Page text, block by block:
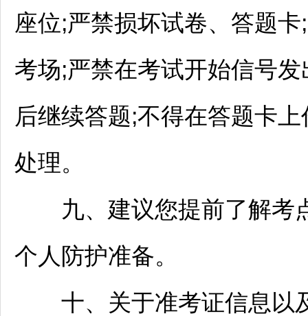
座位;严禁损坏试卷、答题
考场;严禁在考试开始信号
后继续答题;不得在答题卡
处理。
九、建议您提前了解考
个人防护准备。
十、关于准考证信息以